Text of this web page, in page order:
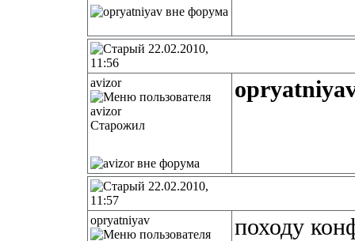
22.02.2010,
11:56
avizor
Старожил
22.02.2010,
11:57
opryatniyav
походу